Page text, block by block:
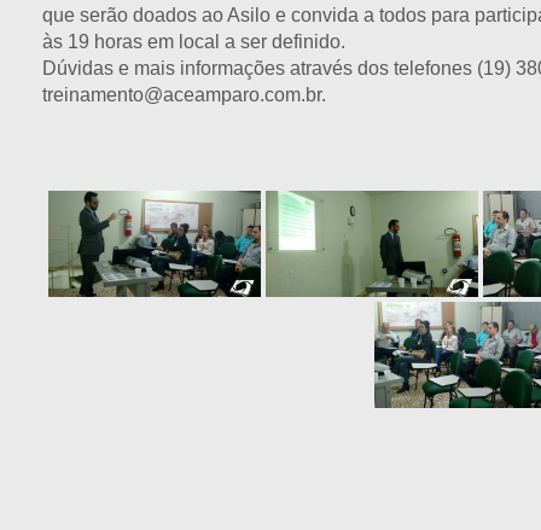
que serão doados ao Asilo e convida a todos para
às 19 horas em local a ser definido.
Dúvidas e mais informações através dos telefones (19)
treinamento@aceamparo.com.br.